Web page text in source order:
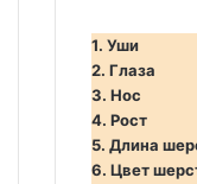
1. Уши
2. Глаза
3. Нос
4. Рост
5. Длина
6. Цвет